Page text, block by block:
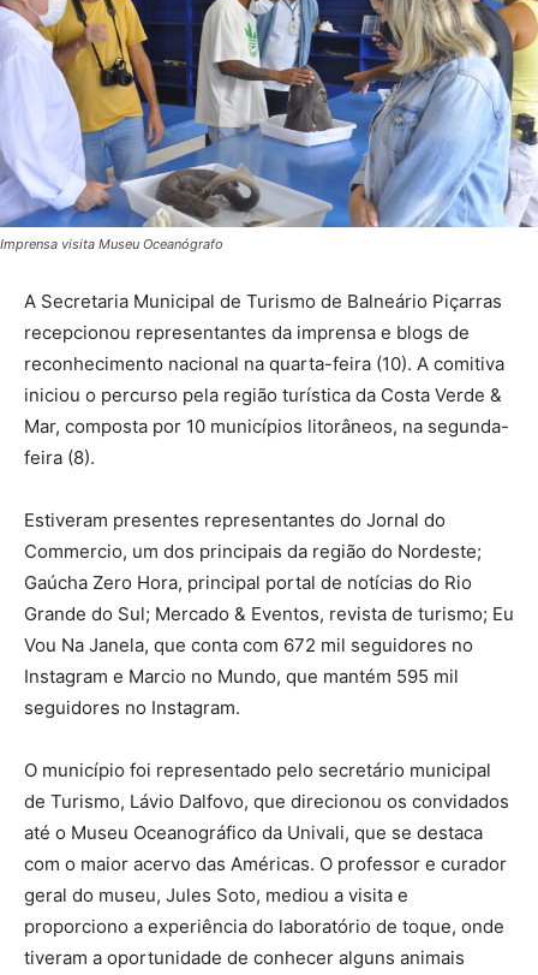
Imprensa visita Museu Oceanógrafo
A Secretaria Municipal de Turismo de Balneário Piçarras
recepcionou representantes da imprensa e blogs de
reconhecimento nacional na quarta-feira (10). A comitiva
iniciou o percurso pela região turística da Costa Verde &
Mar, composta por 10 municípios litorâneos, na segunda-
feira (8).
Estiveram presentes representantes do Jornal do
Commercio, um dos principais da região do Nordeste;
Gaúcha Zero Hora, principal portal de notícias do Rio
Grande do Sul; Mercado & Eventos, revista de turismo; Eu
Vou Na Janela, que conta com 672 mil seguidores no
Instagram e Marcio no Mundo, que mantém 595 mil
seguidores no Instagram.
O município foi representado pelo secretário municipal
de Turismo, Lávio Dalfovo, que direcionou os convidados
até o Museu Oceanográfico da Univali, que se destaca
com o maior acervo das Américas. O professor e curador
geral do museu, Jules Soto, mediou a visita e
proporciono a experiência do laboratório de toque, onde
tiveram a oportunidade de conhecer alguns animais